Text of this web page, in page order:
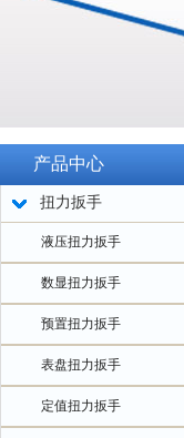
产品中心
扭力扳手
液压扭力扳手
数显扭力扳手
预置扭力扳手
表盘扭力扳手
定值扭力扳手